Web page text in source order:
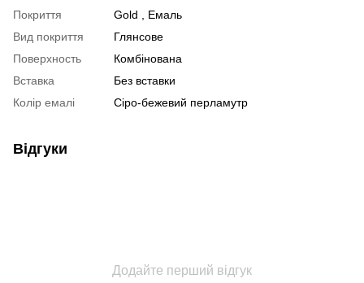
Покриття
Gold , Емаль
Вид покриття
Глянсове
Поверхность
Комбінована
Вставка
Без вставки
Колір емалі
Сіро-бежевий перламутр
Відгуки
Додайте перший відгук